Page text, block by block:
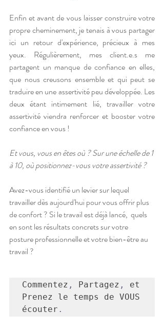
Enfin et avant de vous laisser construire votre
propre cheminement, je tenais à vous partager
ici un retour d'expérience, précieux à mes
yeux. Régulièrement, mes client.e.s me
partagent un manque de confiance en elles,
que nous creusons ensemble et qui peut se
traduire en une assertivité peu développée. Les
deux étant intimement lié, travailler votre
assertivité viendra renforcer et booster votre
confiance en vous !
Et vous, vous en êtes où ? Sur une échelle de 1
à 10, où positionnez-vous votre assertivité ?
Avez-vous identifié un levier sur lequel
travailler dès aujourd'hui pour vous offrir plus
de confort ? Si le travail est déjà lancé,  quels
en sont les résultats concrets sur votre
posture professionnelle et votre bien-être au
travail ?
Commentez , Partagez ,
et
Prenez le temps de VOUS
écouter .